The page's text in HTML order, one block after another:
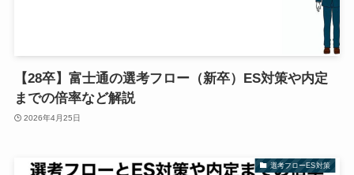
【28卒】富士通の選考フロー（新卒）ES対策や内定
までの倍率など解説
2026年4月25日
選考フローES対策